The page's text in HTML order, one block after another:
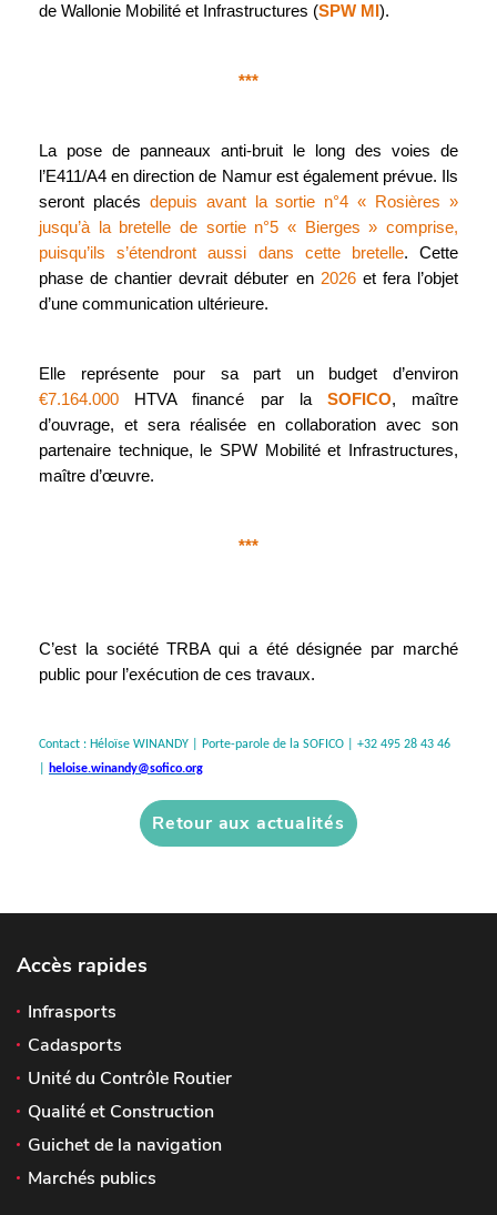
de Wallonie Mobilité et Infrastructures (SPW MI ).
***
La pose de panneaux anti-bruit le long des voies de
l’E411/A4 en direction de Namur est également prévue. Ils
seront placés depuis avant la sortie n°4 « Rosières »
jusqu’à la bretelle de sortie n°5 « Bierges » comprise,
puisqu’ils s’étendront aussi dans cette bretelle. Cette
phase de chantier devrait débuter en 2026et fera l’objet
d’une communication ultérieure.
Elle représente pour sa part un budget d’environ
€7.164.000
HTVA financé par la SOFICO, maître
d’ouvrage, et sera réalisée en collaboration avec son
partenaire technique, le SPW Mobilité et Infrastructures,
maître d’œuvre.
***
C’est la société TRBA qui a été désignée par marché
public pour l’exécution de ces travaux.
Contact : Héloïse WINANDY | Porte-parole de la SOFICO | +32 495 28 43 46
heloise.winandy@sofico.org
Retour aux actualités
Accès rapides
Infrasports
Cadasports
Unité du Contrôle Routier
Qualité et Construction
Guichet de la navigation
Marchés publics